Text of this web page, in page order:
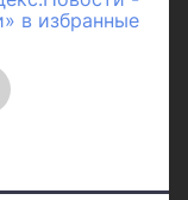
в избранные